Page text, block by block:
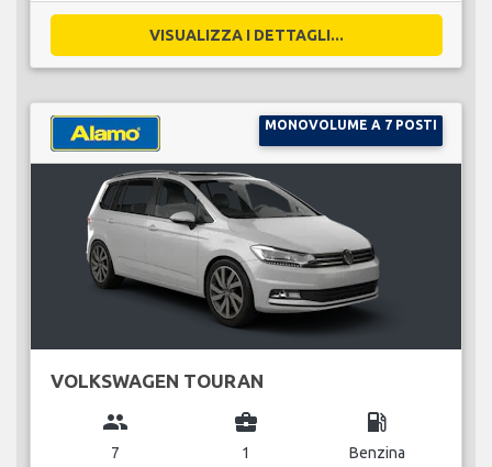
VISUALIZZA I DETTAGLI...
MONOVOLUME A 7 POSTI
VOLKSWAGEN TOURAN
group
7
business_center
1
local_gas_station
Benzina